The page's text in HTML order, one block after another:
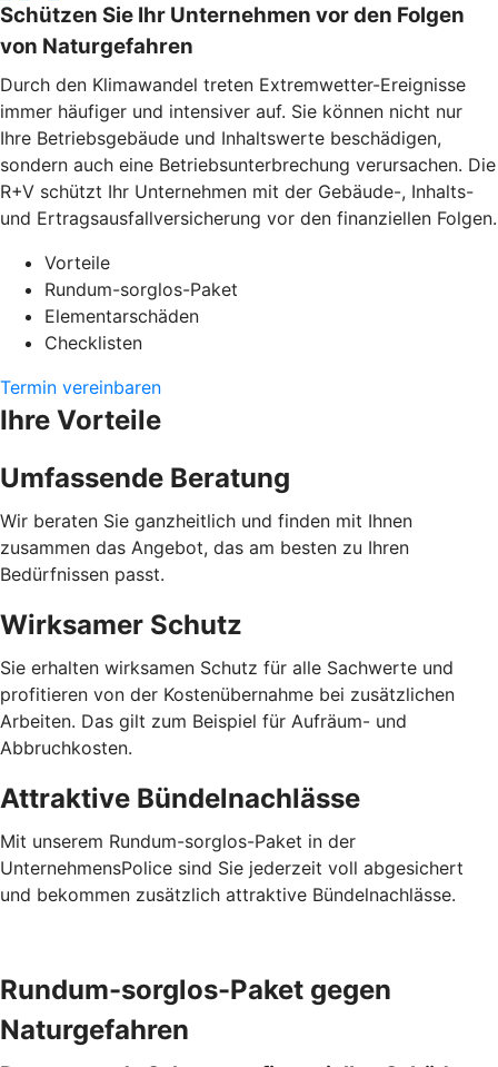
Schützen Sie Ihr Unternehmen vor den Folgen
von Naturgefahren
Durch den Klimawandel treten Extremwetter-Ereignisse
immer häufiger und intensiver auf. Sie können nicht nur
Ihre Betriebsgebäude und Inhaltswerte beschädigen,
sondern auch eine Betriebsunterbrechung verursachen. Die
R+V schützt Ihr Unternehmen mit der Gebäude-, Inhalts-
und Ertragsausfallversicherung vor den finanziellen Folgen.
Vorteile
Rundum-sorglos-Paket
Elementarschäden
Checklisten
Termin vereinbaren
Ihre Vorteile
Umfassende Beratung
Wir beraten Sie ganzheitlich und finden mit Ihnen
zusammen das Angebot, das am besten zu Ihren
Bedürfnissen passt.
Wirksamer Schutz
Sie erhalten wirksamen Schutz für alle Sachwerte und
profitieren von der Kostenübernahme bei zusätzlichen
Arbeiten. Das gilt zum Beispiel für Aufräum- und
Abbruchkosten.
Attraktive Bündelnachlässe
Mit unserem Rundum-sorglos-Paket in der
UnternehmensPolice sind Sie jederzeit voll abgesichert
und bekommen zusätzlich attraktive Bündelnachlässe.
Rundum-sorglos-Paket gegen
Naturgefahren